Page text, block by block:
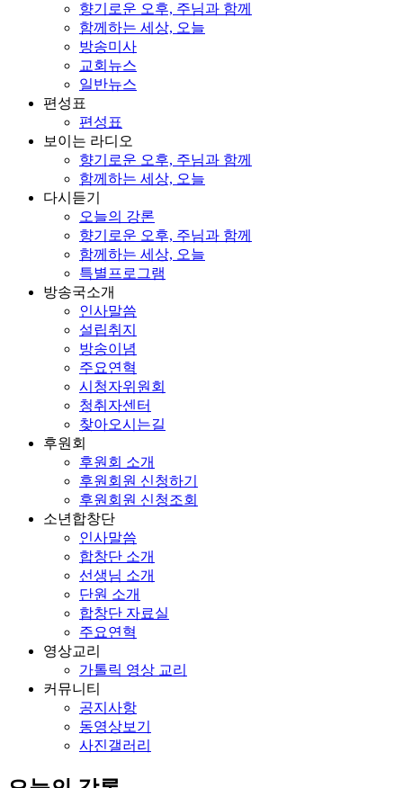
향기로운 오후, 주님과 함께
함께하는 세상, 오늘
방송미사
교회뉴스
일반뉴스
편성표
편성표
보이는 라디오
향기로운 오후, 주님과 함께
함께하는 세상, 오늘
다시듣기
오늘의 강론
향기로운 오후, 주님과 함께
함께하는 세상, 오늘
특별프로그램
방송국소개
인사말씀
설립취지
방송이념
주요연혁
시청자위원회
청취자센터
찾아오시는길
후원회
후원회 소개
후원회원 신청하기
후원회원 신청조회
소년합창단
인사말씀
합창단 소개
선생님 소개
단원 소개
합창단 자료실
주요연혁
영상교리
가톨릭 영상 교리
커뮤니티
공지사항
동영상보기
사진갤러리